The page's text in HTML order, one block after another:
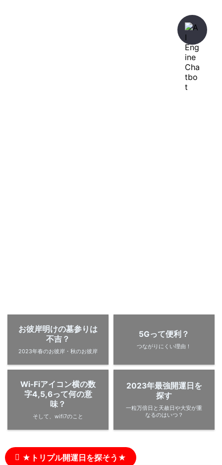
お彼岸明けの墓参りは
不吉？
2023年春のお彼岸・秋のお彼岸
5Gって便利？
つながりにくい理由！
Wi-Fiアイコン横の数
字4,5,6って何の意
味？
そして、wifi7のこと
2023年最強開運日を
探す
一粒万倍日と天赦日や大安が重
なるのはいつ？
★トリプル開運日を探そう★